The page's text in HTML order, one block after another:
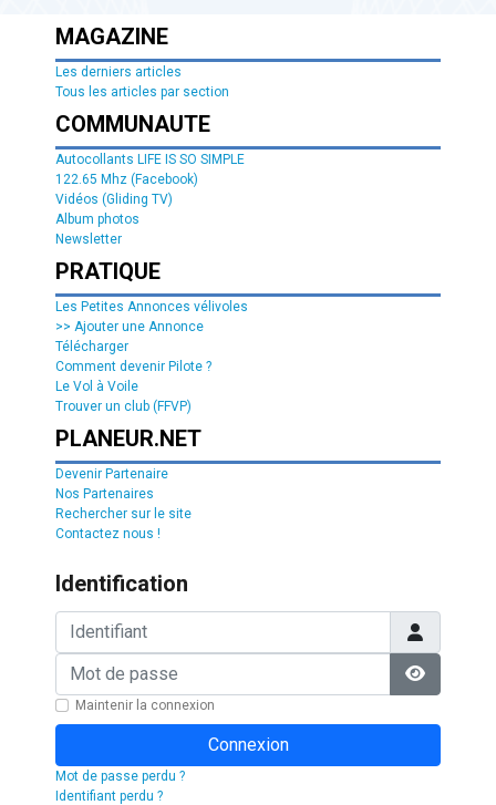
MAGAZINE
Les derniers articles
Tous les articles par section
COMMUNAUTE
Autocollants LIFE IS SO SIMPLE
122.65 Mhz (Facebook)
Vidéos (Gliding TV)
Album photos
Newsletter
PRATIQUE
Les Petites Annonces vélivoles
>> Ajouter une Annonce
Télécharger
Comment devenir Pilote ?
Le Vol à Voile
Trouver un club (FFVP)
PLANEUR.NET
Devenir Partenaire
Nos Partenaires
Rechercher sur le site
Contactez nous !
Identification
Identifiant
Mot de passe
Afficher
Maintenir la connexion
Connexion
Mot de passe perdu ?
Identifiant perdu ?